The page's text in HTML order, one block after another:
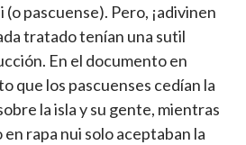
(o pascuense). Pero, ¡adivinen
tratado tenían una sutil
En el documento en
que los pascuenses cedían la
la isla y su gente, mientras
rapa nui solo aceptaban la